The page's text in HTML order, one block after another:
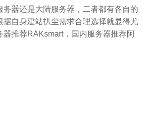
务器还是大陆服务器，二者都有各自的
据自身建站扒尘需求合理选择就显得尤
器推荐RAKsmart，国内服务器推荐阿